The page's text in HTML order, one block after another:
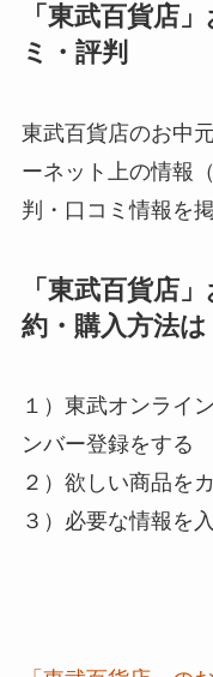
「東武百貨店
ミ・評判
東武百貨店のお中
ーネット上の情報
判・口コミ情報を
「東武百貨店
約・購入方法は
１）東武オンライ
ンバー登録をする
２）欲しい商品を
３）必要な情報を